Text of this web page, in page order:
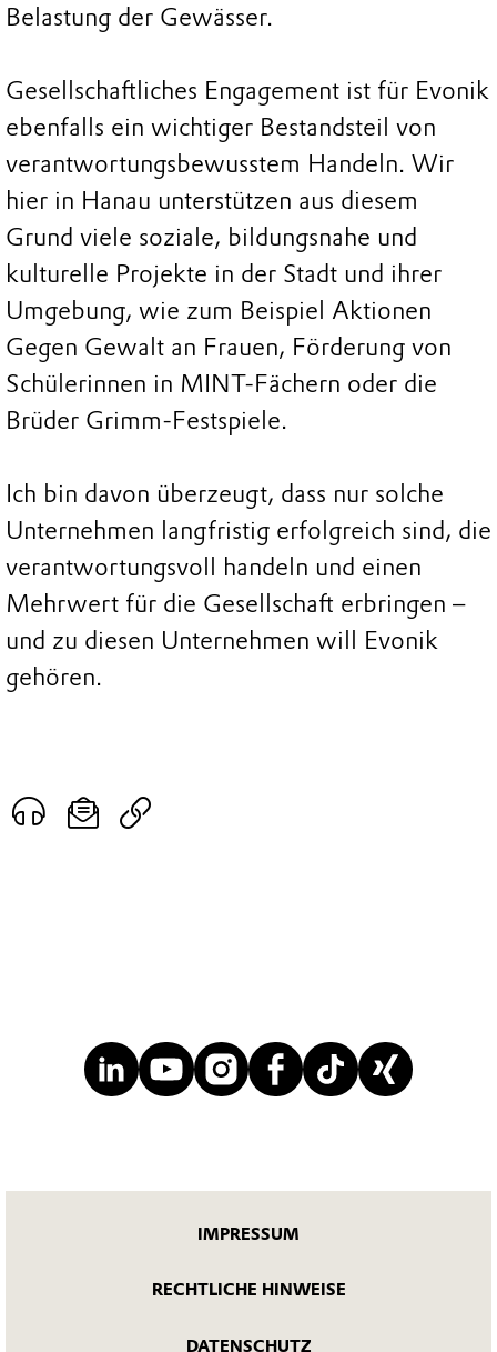
Belastung der Gewässer.
Gesellschaftliches Engagement ist für Evonik
ebenfalls ein wichtiger Bestandsteil von
verantwortungsbewusstem Handeln. Wir
hier in Hanau unterstützen aus diesem
Grund viele soziale, bildungsnahe und
kulturelle Projekte in der Stadt und ihrer
Umgebung, wie zum Beispiel Aktionen
Gegen Gewalt an Frauen, Förderung von
Schülerinnen in MINT-Fächern oder die
Brüder Grimm-Festspiele.
Ich bin davon überzeugt, dass nur solche
Unternehmen langfristig erfolgreich sind, die
verantwortungsvoll handeln und einen
Mehrwert für die Gesellschaft erbringen –
und zu diesen Unternehmen will Evonik
gehören.
IMPRESSUM
RECHTLICHE HINWEISE
DATENSCHUTZ